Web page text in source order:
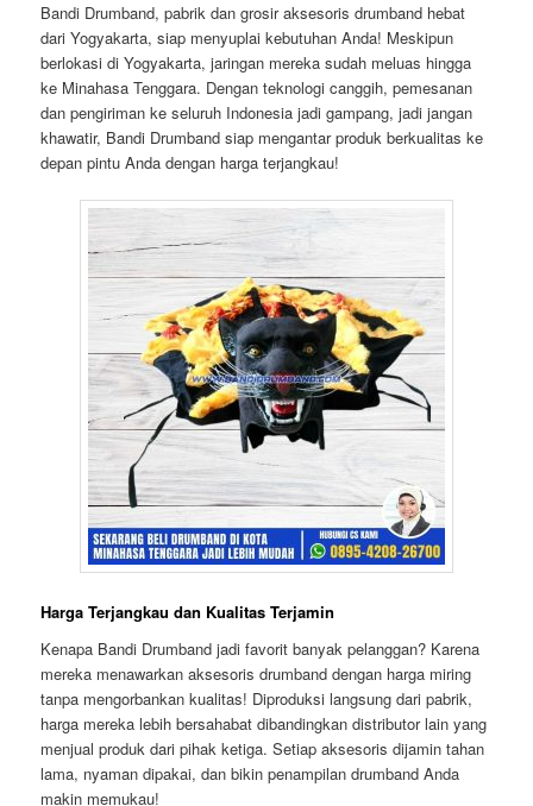
Bandi Drumband, pabrik dan grosir aksesoris drumband hebat
dari Yogyakarta, siap menyuplai kebutuhan Anda! Meskipun
berlokasi di Yogyakarta, jaringan mereka sudah meluas hingga
ke Minahasa Tenggara. Dengan teknologi canggih, pemesanan
dan pengiriman ke seluruh Indonesia jadi gampang, jadi jangan
khawatir, Bandi Drumband siap mengantar produk berkualitas ke
depan pintu Anda dengan harga terjangkau!
Harga Terjangkau dan Kualitas Terjamin
Kenapa Bandi Drumband jadi favorit banyak pelanggan? Karena
mereka menawarkan aksesoris drumband dengan harga miring
tanpa mengorbankan kualitas! Diproduksi langsung dari pabrik,
harga mereka lebih bersahabat dibandingkan distributor lain yang
menjual produk dari pihak ketiga. Setiap aksesoris dijamin tahan
lama, nyaman dipakai, dan bikin penampilan drumband Anda
makin memukau!